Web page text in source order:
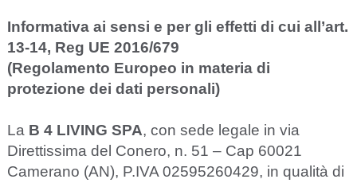
Informativa ai sensi e per gli effetti di cui all’art.
13-14, Reg UE 2016/679
(Regolamento Europeo in materia di
protezione dei dati personali)
La B 4 LIVING SPA, con sede lega le in via
Direttissima del Conero, n. 51 – Cap 60021
Camerano (AN), P.IVA 02595260429, in qua ità di